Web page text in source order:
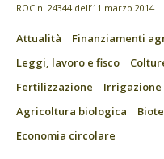
ROC n. 24344 dell’11 marzo 2014
Attualità Finanziamenti
Leggi, lavoro e fisco
Fertilizzazione
Irrigazione
Agricoltura biologica
Economia circolare